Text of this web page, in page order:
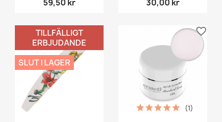
59,50 kr 30,00 kr
TILLFÄLLIGT
ERBJUDANDE
SLUT I LAGER
(1)
favorite_border